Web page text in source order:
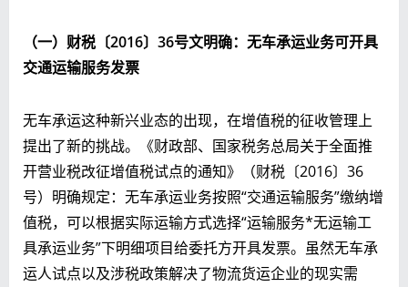
（一）财税〔2016〕36号文明确：无车承运业务可开具
交通运输服务发票
无车承运这种新兴业态的出现，在增值税的征收管理上
提出了新的挑战。《财政部、国家税务总局关于全面推
开营业税改征增值税试点的通知》（财税〔2016〕36
号）明确规定：无车承运业务按照“交通运输服务”缴纳增
值税，可以根据实际运输方式选择“运输服务*无运输工
具承运业务”下明细项目给委托方开具发票。虽然无车承
运人试点以及涉税政策解决了物流货运企业的现实需